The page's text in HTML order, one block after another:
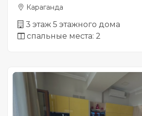
Караганда
3 этаж 5 этажного дома
спальные места: 2